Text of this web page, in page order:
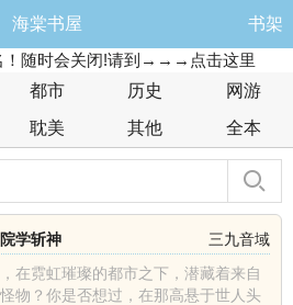
海棠书屋
书架
！随时会关闭!请到→→→点击这里
都市 历史
网游
耽美 其他 全本
三九音域
学斩神
在霓虹璀璨的都市之下，潜藏着来自
物？你是否想过，在那高悬于世人头